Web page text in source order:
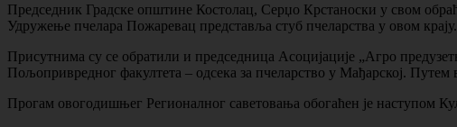
Председник Градске општине Костолац, Серџо Крстаноски у свом
Удружење пчелара Пожаревац представља стуб пчеларства у овом крају.
Присутнима су се обратили и председница Асоцијације „Агро
Пољопривредног факултета – одсека за пчеларство у Мађарској.
Прогам овогодишњег Регионалног саветовања обогаћен је наступом